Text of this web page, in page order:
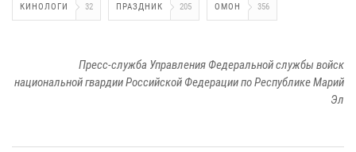
КИНОЛОГИ 32 ПРАЗДНИК 205 ОМОН 356
Пресс-служба Управления Федеральной службы войск
национальной гвардии Российской Федерации по Республике Марий
Эл